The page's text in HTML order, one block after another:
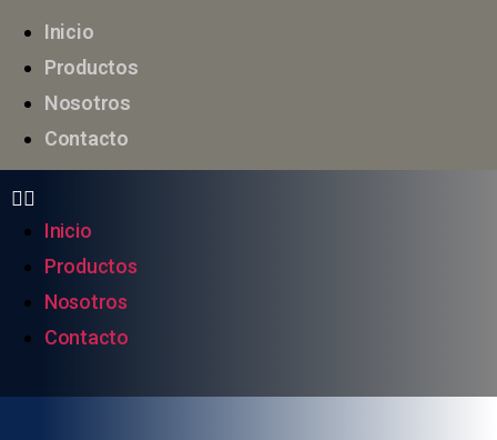
Inicio
Productos
Nosotros
Contacto
Inicio
Productos
Nosotros
Contacto